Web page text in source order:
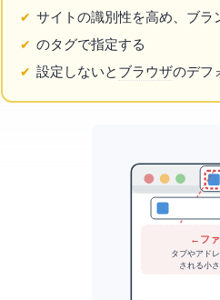
サイトの識別性を高め、ブラ
のタグで指定する
設定しないと ブラウザのデフ
← フ
タブやアド
される小